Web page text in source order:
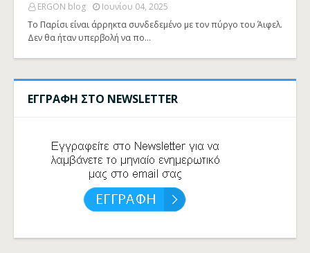
ERGON blog
Ιουνίου 04, 2025
Το Παρίσι είναι άρρηκτα συνδεδεμένο με τον πύργο του Άιφελ.
Δεν θα ήταν υπερβολή να πο…
ΕΓΓΡΑΦΗ ΣΤΟ NEWSLETTER